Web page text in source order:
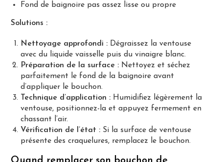
Fond de baignoire pas assez lisse ou propre
Solutions :
Nettoyage approfondi : Dégraissez la ventouse
avec du liquide vaisselle puis du vinaigre blanc.
Préparation de la surface : Nettoyez et séchez
parfaitement le fond de la baignoire avant
d’appliquer le bouchon.
Technique d’application : Humidifiez légèrement la
ventouse, positionnez-la et appuyez fermement en
chassant l’air.
Vérification de l’état : Si la surface de ventouse
présente des craquelures, remplacez le bouchon.